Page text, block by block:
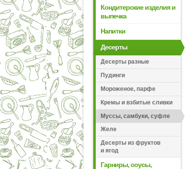
Кондитерские изделия и
выпечка
Напитки
Десерты
Десерты разные
Пудинги
Мороженое, парфе
Кремы и взбитые сливки
Муссы, самбуки, суфле
Желе
Десерты из фруктов
и ягод
Гарниры, соусы,